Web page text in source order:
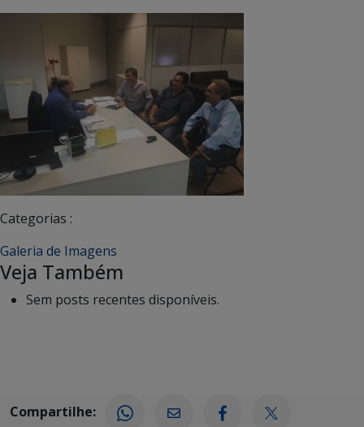
Categorias :
Galeria de Imagens
Veja Também
Sem posts recentes disponíveis.
Compartilhe: